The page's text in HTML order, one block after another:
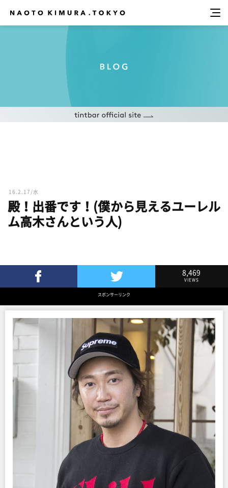
16.2.17/水
殿！出番です！(僕から見えるユーレル
ム高木さんという人)
Twitterでツイート
8,469
VIEWS
スポンサーリンク